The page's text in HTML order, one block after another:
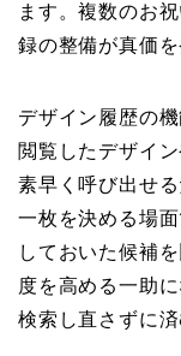
ます。複数のお
録の整備が真価
デザイン履歴の
閲覧したデザイ
素早く呼び出せ
一枚を決める場
しておいた候補
度を高める一助
検索し直さずに